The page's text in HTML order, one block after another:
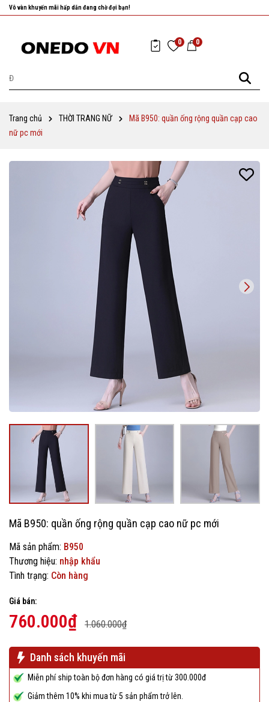
Vô vàn khuyến mãi hấp dẫn đang chờ đợi bạn!
Nhanh tay chọn cho mình những sản phẩm ưng ý nhất!
0 0
Trang chủ THỜI TRANG NỮ
Mã B950: quần ống rộng quần cạp cao
nữ pc mới
Mã B950: quần ống rộng quần cạp cao nữ pc mới
Mã sản phẩm: B950
Thương hiệu: nhập khẩu
Tình trạng: Còn hàng
Giá bán:
760.000₫ 1.060.000₫
Danh sách khuyến mãi
Miễn phí ship toàn bộ đơn hàng có giá trị từ 300.000đ
Giảm thêm 10% khi mua từ 5 sản phẩm trở lên.